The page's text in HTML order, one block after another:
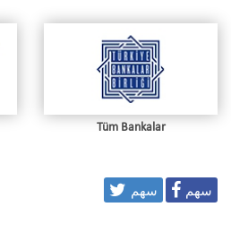
Tüm Bankalar
سهم سهم